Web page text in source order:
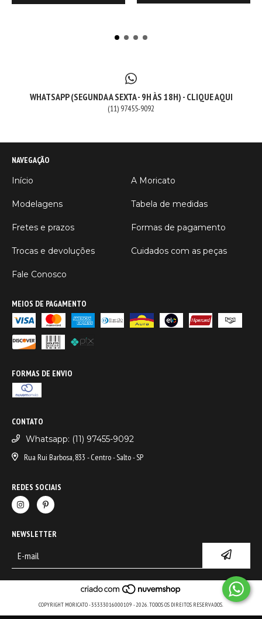
WHATSAPP (SEGUNDA A SEXTA - 9H ÀS 18H) - CLIQUE AQUI
(11) 97455-9092
NAVEGAÇÃO
Início
A Moricato
Modelagens Tabela de medidas
Fretes e prazos Formas de pagamento
Trocas e devoluções Cuidados com as peças
Fale Conosco
MEIOS DE PAGAMENTO
FORMAS DE ENVIO
CONTATO
Whatsapp: (11) 97455-9092
Rua Rui Barbosa, 833 - Centro - Salto - SP
REDES SOCIAIS
NEWSLETTER
COPYRIGHT MORICATO - 35333016000109 - 2026. TODOS OS DIREITOS RESERVADOS.